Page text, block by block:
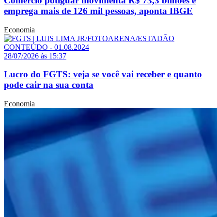
emprega mais de 126 mil pessoas, aponta IBGE
Economia
28/07/2026 às 15:37
Lucro do FGTS: veja se você vai receber e quanto
pode cair na sua conta
Economia